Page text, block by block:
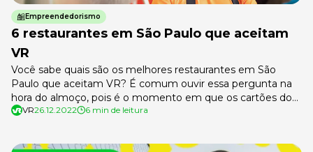
Empreendedorismo
6 restaurantes em São Paulo que aceitam
VR
Você sabe quais são os melhores restaurantes em São
Paulo que aceitam VR? É comum ouvir essa pergunta na
hora do almoço, pois é o momento em que os cartões do
benefício são mais utilizados pelos colaboradores. Vale
VR26.12.2022 6 min de leitura